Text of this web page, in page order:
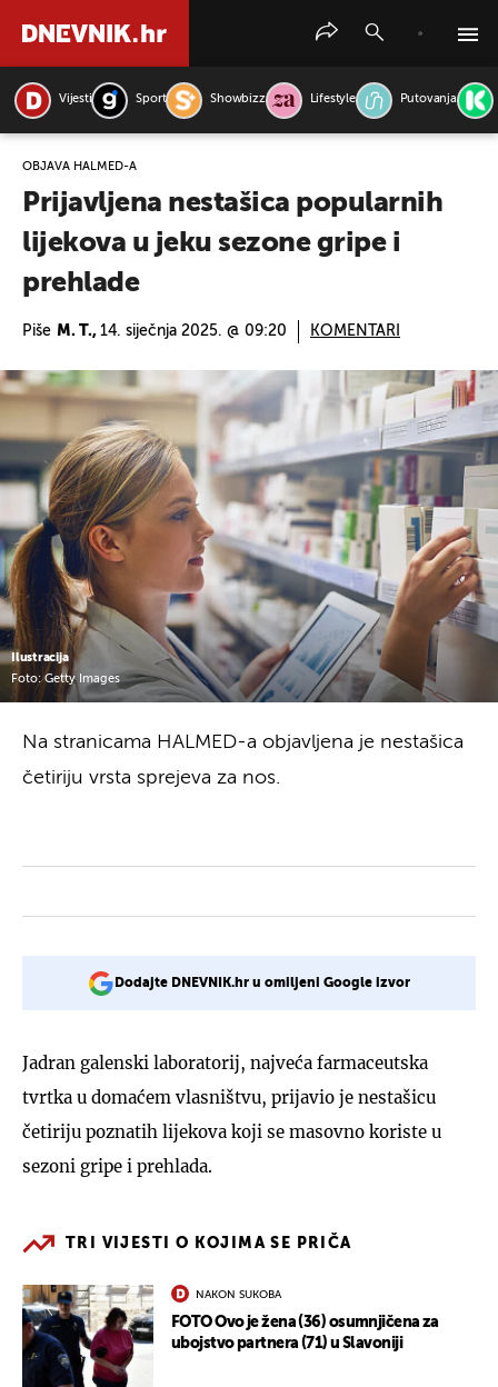
Vijesti Sport Showbizz Lifestyle Putovanja
OBJAVA HALMED-A
Prijavljena nestašica popularnih
lijekova u jeku sezone gripe i
prehlade
Piše M. T., 14. siječnja 2025. @ 09:20 KOMENTARI
Ilustracija
Foto: Getty Images
Na stranicama HALMED-a objavljena je nestašica
četiriju vrsta sprejeva za nos.
Dodajte DNEVNIK.hr u omiljeni Google izvor
Jadran galenski laboratorij, najveća farmaceutska
tvrtka u domaćem vlasništvu, prijavio je nestašicu
četiriju poznatih lijekova koji se masovno koriste u
sezoni gripe i prehlada.
TRI VIJESTI O KOJIMA SE PRIČA
NAKON SUKOBA
FOTO Ovo je žena (36) osumnjičena za
ubojstvo partnera (71) u Slavoniji
PRETRAŽITE VIJESTI